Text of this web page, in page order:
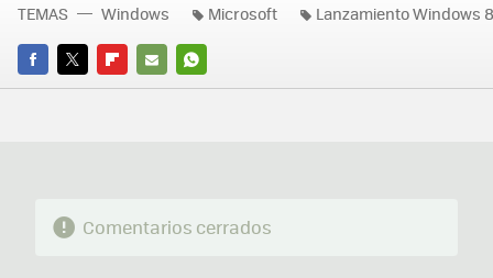
FACEBOOK
TWITTERFLIPBOARD
E-
WHATSAPP
TEMAS Windows Microsoft Lanzamiento Windows
Comentarios cerrados